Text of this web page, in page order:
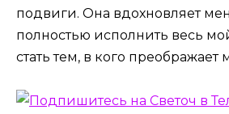
подвиги. Она вдохновляет
полностью исполнить весь
стать тем, в кого преображает